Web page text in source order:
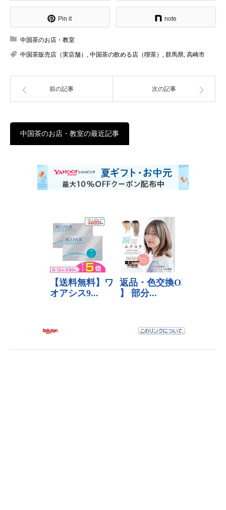
Pin it note
中国茶のお店・教室
中国茶販売店（実店舗） , 中国茶の飲める店（喫茶） , 群馬県, 高崎市
前の記事 次の記事
中国茶のお店・教室の最近記事